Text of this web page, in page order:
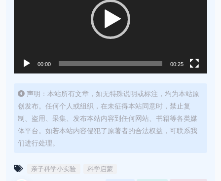
00:00 00:25
声明：本站所有文章，如无特殊说明或标注，均为本站原
创发布。任何个人或组织，在未征得本站同意时，禁止复
制、盗用、采集、发布本站内容到任何网站、书籍等各类媒
体平台。如若本站内容侵犯了原著者的合法权益，可联系我
们进行处理。
亲子科学小实验 科学启蒙